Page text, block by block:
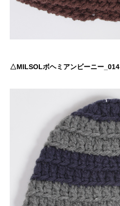
△MILSOLボヘミアンビーニー_014